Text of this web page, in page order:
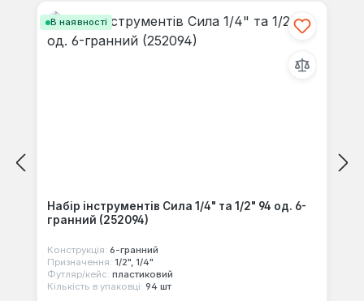
В наявності
Набір інструментів Сила 1/4" та 1/2" 94 од. 6-
гранний (252094)
Конструкція: 6-гранний
Призначення: 1/2", 1/4"
Футляр/кейс: пластиковий
Кількість в упаковці: 94 шт